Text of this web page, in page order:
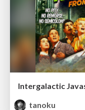
Intergalactic
tanoku